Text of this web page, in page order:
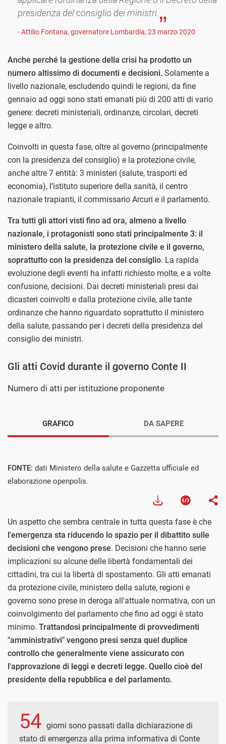
presidenza del consiglio dei ministri.
- Attilio Fontana, governatore Lombardia, 23 marzo 2020
Anche perché la gestione della crisi ha prodotto un
numero altissimo di documenti e decisioni. Solamente a
livello nazionale, escludendo quindi le regioni, da fine
gennaio ad oggi sono stati emanati più di 200 atti di vario
genere: decreti ministeriali, ordinanze, circolari, decreti
legge e altro.
Coinvolti in questa fase, oltre al governo (principalmente
con la presidenza del consiglio) e la protezione civile,
anche altre 7 entità: 3 ministeri (salute, trasporti ed
economia), l’istituto superiore della sanità, il centro
nazionale trapianti, il commissario Arcuri e il parlamento.
Tra tutti gli attori visti fino ad ora, almeno a livello
nazionale, i protagonisti sono stati principalmente 3: il
ministero della salute, la protezione civile e il governo,
soprattutto con la presidenza del consiglio. La rapida
evoluzione degli eventi ha infatti richiesto molte, e a volte
confusione, decisioni. Dai decreti ministeriali presi dai
dicasteri coinvolti e dalla protezione civile, alle tante
ordinanze che hanno riguardato soprattutto il ministero
della salute, passando per i decreti della presidenza del
consiglio dei ministri.
Gli atti Covid durante il governo Conte II
Numero di atti per istituzione proponente
GRAFICO DA SAPERE
FONTE: dati Ministero della salute e Gazzetta ufficiale ed
elaborazione openpolis.
Un aspetto che sembra centrale in tutta questa fase è che
l'emergenza sta riducendo lo spazio per il dibattito sulle
decisioni che vengono prese. Decisioni che hanno serie
implicazioni su alcune delle libertà fondamentali dei
cittadini, tra cui la libertà di spostamento. Gli atti emanati
da protezione civile, ministero della salute, regioni e
governo sono prese in deroga all'attuale normativa, con un
coinvolgimento del parlamento che fino ad oggi è stato
minimo. Trattandosi principalmente di provvedimenti
"amministrativi" vengono presi senza quel duplice
controllo che generalmente viene assicurato con
l'approvazione di leggi e decreti legge. Quello cioè del
presidente della repubblica e del parlamento.
54 giorni sono passati dalla dichiarazione di
stato di emergenza alla prima informativa di Conte